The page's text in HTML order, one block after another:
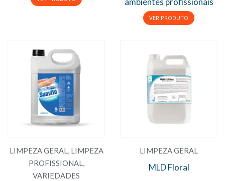
LIMPEZA GERAL, LIMPEZA
PROFISSIONAL,
VARIEDADES
LIMPEZA GERAL
MLD Floral